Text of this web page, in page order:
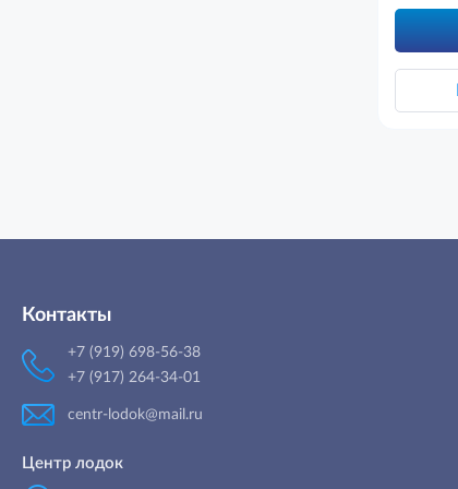
Контакты
+7 (919) 698-56-38
+7 (917) 264-34-01
centr-lodok@mail.ru
Центр лодок